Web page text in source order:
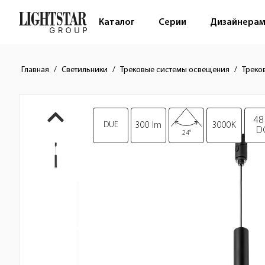
Каталог Серии Дизайнерам
Главная Светильники Трековые системы освещения
Краткое описание товара
Изображения товара
DUE 300 lm
24°
3000K
48
Стоимость товара